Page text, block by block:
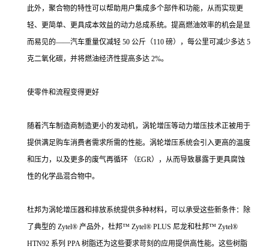
此外，聚合物的特性可以帮助用户集成多个部件和功能，从而实现更
轻、更简单、更具成本效益的动力总成系统。提高燃油效率的机会是显
而易见的——汽车重量仅减轻 50 公斤（110 磅），每公里可减少多达 5
克二氧化碳，并将燃油经济性提高多达 2%。
使零件和流程变得更好
随着汽车制造商制造更小的发动机，涡轮增压等动力增压技术正被用于
提供满足购车消费者需求所需的性能。涡轮增压系统会引入更高的温度
和压力，以及更多的废气再循环 （EGR），从而导致暴露于更具腐蚀
性的化学品混合物中。
杜邦为涡轮增压器和排放系统提供多种材料，可以承受这些新条件：除
了典型的 Zytel® 产品外，杜邦™ Zytel® PLUS 尼龙和杜邦™ Zytel®
HTN92 系列 PPA 树脂还为这些要求苛刻的应用提供高性能。这些树脂